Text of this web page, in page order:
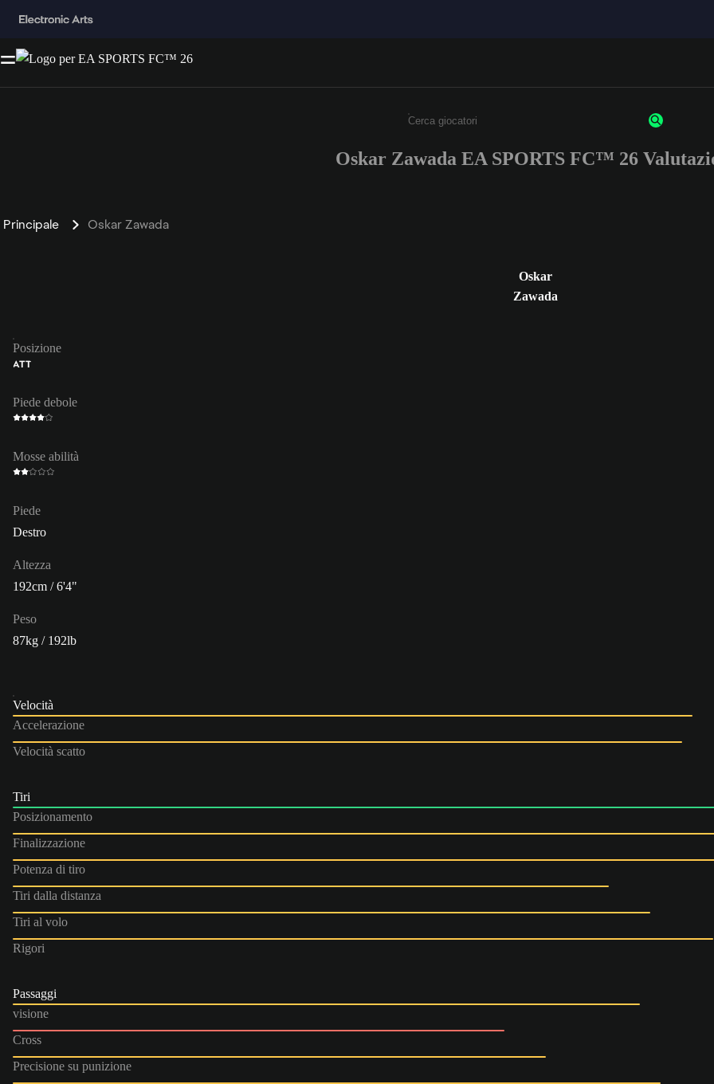
Inserisci un minimo di 3 caratteri o numeri.
Oskar Zawada EA SPORTS FC™ 26
Principale Oskar Zawada
Oskar
Zawada
Posizione
ATT
Piede debole
Mosse abilità
Piede
Destro
Altezza
192cm / 6'4"
Peso
87kg / 192lb
Velocità
Accelerazione
Velocità scatto
Tiri
Posizionamento
Finalizzazione
Potenza di tiro
Tiri dalla distanza
Tiri al volo
Rigori
Passaggi
visione
Cross
Precisione su punizione